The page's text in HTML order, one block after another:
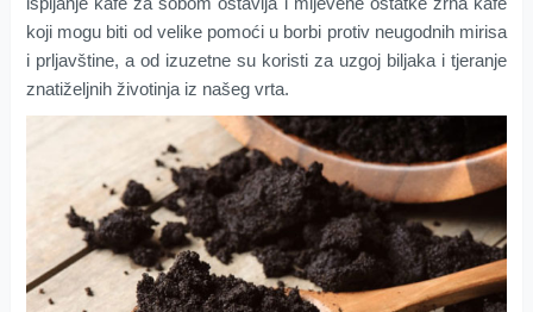
koji mogu biti od velike pomoći u borbi protiv neugodnih mirisa
i prljavštine, a od izuzetne su koristi za uzgoj biljaka i tjeranje
znatiželjnih životinja iz našeg vrta.